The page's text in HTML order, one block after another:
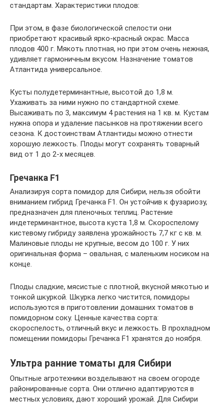
стандартам. Характеристики плодов:
При этом, в фазе биологической спелости они
приобретают красивый ярко-красный окрас. Масса
плодов 400 г. Мякоть плотная, но при этом очень нежная,
удивляет гармоничным вкусом. Назначение томатов
Атлантида универсальное.
Кусты полудетерминантные, высотой до 1,8 м.
Ухаживать за ними нужно по стандартной схеме.
Высаживать по 3, максимум 4 растения на 1 кв. м. Кустам
нужна опора и удаление пасынков на протяжении всего
сезона. К достоинствам Атлантиды можно отнести
хорошую лежкость. Плоды могут сохранять товарный
вид от 1 до 2-х месяцев.
Гречанка F1
Анализируя сорта помидор для Сибири, нельзя обойти
вниманием гибрид Гречанка F1. Он устойчив к фузариозу,
предназначен для пленочных теплиц. Растение
индетерминантное, высота куста 1,8 м. Скороспелому
кистевому гибриду заявлена урожайность 7,7 кг с кв. м.
Малиновые плоды не крупные, весом до 100 г. У них
оригинальная форма – овальная, с маленьким носиком на
конце.
Плоды сладкие, мясистые с плотной, вкусной мякотью и
тонкой шкуркой. Шкурка легко чистится, помидоры
используются в приготовлении домашних томатов в
помидорном соку. Ценные качества сорта:
скороспелость, отличный вкус и лежкость. В прохладном
помещении помидоры Гречанка F1 хранятся до ноября.
Ультра ранние томаты для Сибири
Опытные агротехники возделывают на своем огороде
районированные сорта. Они отлично адаптируются в
местных условиях, дают хороший урожай. Для Сибири